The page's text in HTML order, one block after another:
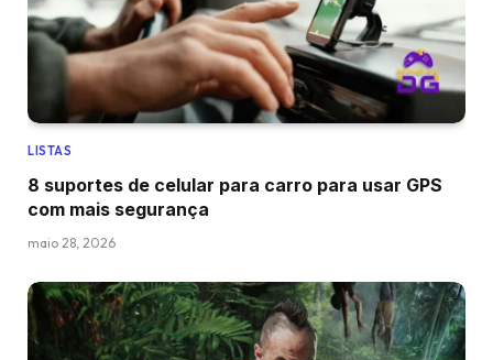
LISTAS
8 suportes de celular para carro para usar GPS
com mais segurança
maio 28, 2026